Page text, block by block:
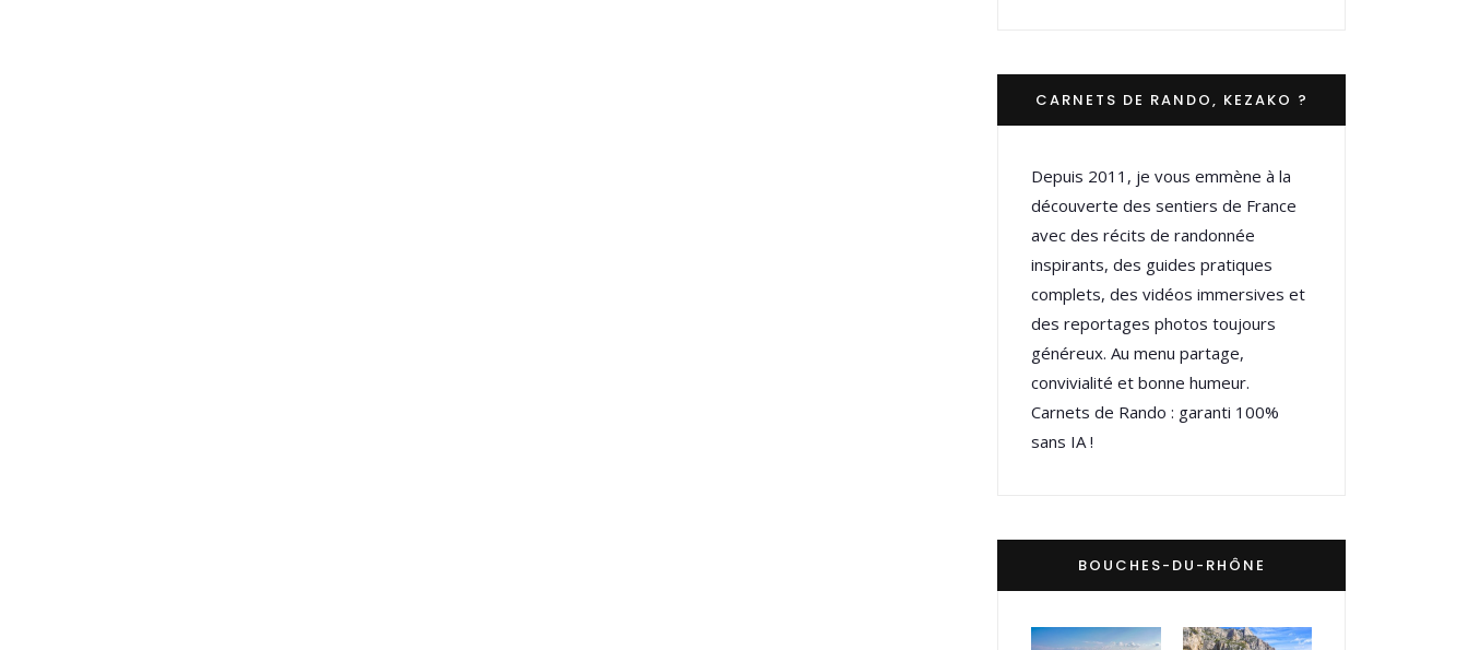
CARNETS DE RANDO, KEZAKO ?
Depuis 2011, je vous emmène à la
découverte des sentiers de France
avec des récits de randonnée
inspirants, des guides pratiques
complets, des vidéos immersives et
des reportages photos toujours
généreux. Au menu partage,
convivialité et bonne humeur.
Carnets de Rando : garanti 100%
sans IA !
BOUCHES-DU-RHÔNE